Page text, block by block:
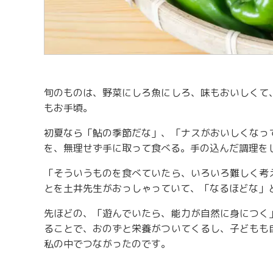
旬のものは、野菜にしろ魚にしろ、味もおいしく
もお手頃。
初夏なら「鮎の季節だな」、「ナスがおいしくな
を、無理せず手に取って食べる。手の込んだ調理
「そういうものを食べていたら、いろいろ難しく
とを土井先生がおっしゃっていて、「なるほどな」
先ほどの、「遊んでいたら、能力が自然に身につ
ることで、おのずと栄養がついてくるし、子ども
私の中でつながったのです。